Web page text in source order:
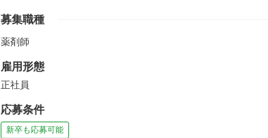
募集職種
薬剤師
雇用形態
正社員
応募条件
新卒も応募可能